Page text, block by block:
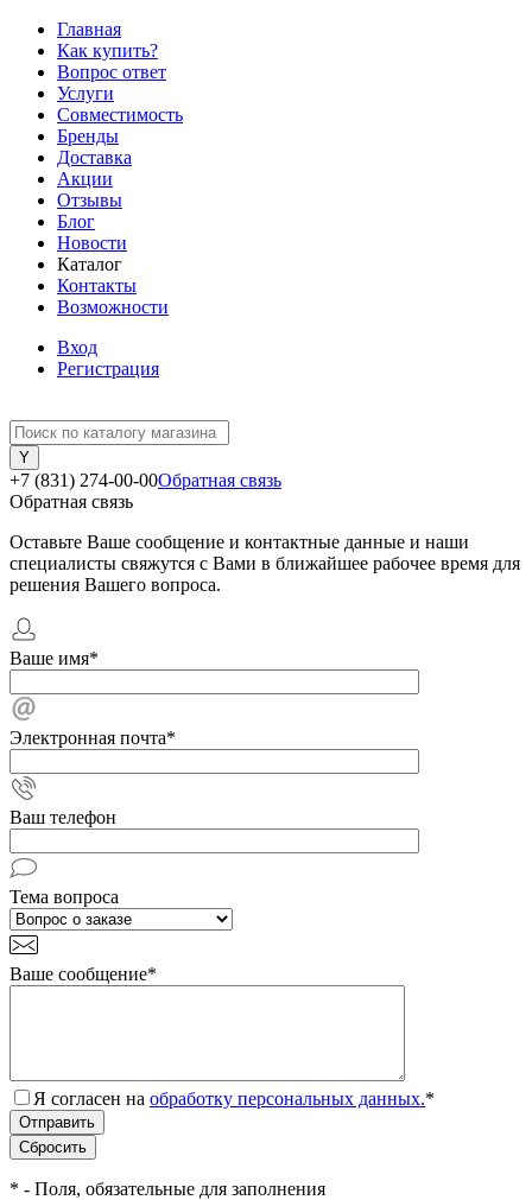
Главная
Как купить?
Вопрос ответ
Услуги
Совместимость
Бренды
Доставка
Акции
Отзывы
Блог
Новости
Каталог
Контакты
Возможности
Вход
Регистрация
+7 (831) 274-00-00Обратная связь
Обратная связь
Оставьте Ваше сообщение и контактные данные и наши
специалисты свяжутся с Вами в ближайшее рабочее время для
решения Вашего вопроса.
Ваше имя*
Электронная почта*
Ваш телефон
Тема вопроса
Ваше сообщение*
Я согласен на обработку персональных данных.*
* - Поля, обязательные для заполнения